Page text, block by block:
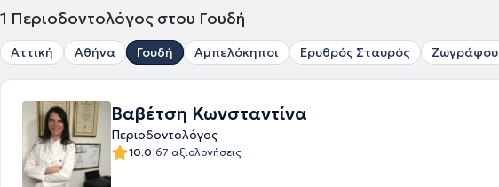
1 Περιοδοντολόγος στου Γουδή
Αττική Αθήνα Γουδή Αμπελόκηποι Ερυθρός Σταυρός Ζωγράφου
Βαβέτση Κωνσταντίνα
Περιοδοντολόγος
10.0|67 αξιολογήσεις